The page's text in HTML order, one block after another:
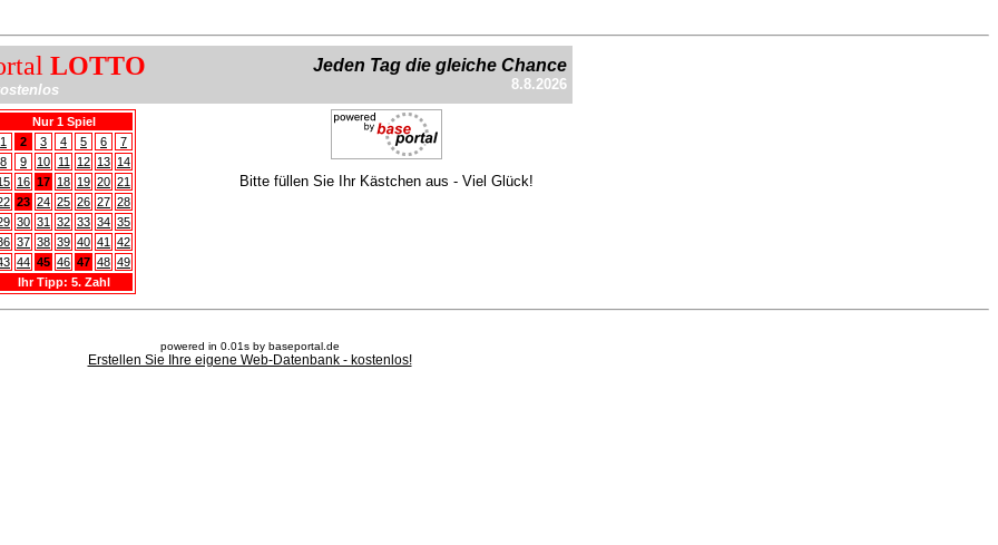
LOTTO Jeden Tag die gleiche Chance
8.8.2026
Nur 1 Spiel
1
2 3 4 5 6
7
8
9 10 11 12 13 14
16 17 18 19 20 21
23 24 25 26 27 28
30 31 32 33 34 35
37 38 39 40 41
42
44 45 46 47 48 49
Ihr Tipp: 5. Zahl
Bitte füllen Sie Ihr Kästchen aus - Viel Glück!
powered in 0.01s by baseportal.de
Erstellen Sie Ihre eigene Web-Datenbank - kostenlos!